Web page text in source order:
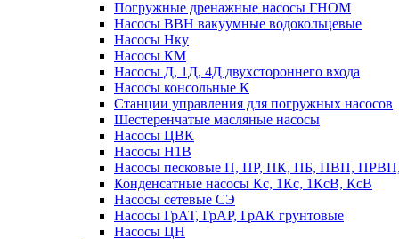
Погружные дренажные насосы ГНОМ
Насосы ВВН вакуумные водокольцевые
Насосы Нку
Насосы КМ
Насосы Д, 1Д, 4Д двухстороннего входа
Насосы консольные К
Станции управления для погружных насосов
Шестеренчатые масляные насосы
Насосы ЦВК
Насосы Н1В
Насосы песковые П, ПР, ПК, ПБ, ПВП,
Конденсатные насосы Кс, 1Кс, 1КсВ, КсВ
Насосы сетевые СЭ
Насосы ГрАТ, ГрАР, ГрАК грунтовые
Насосы ЦН